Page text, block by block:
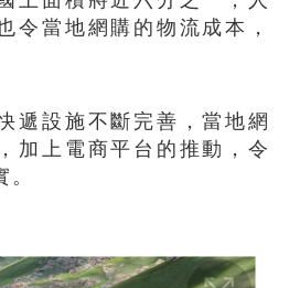
令當地網購的物流成本，
設施不斷完善，當地網
加上電商平台的推動，令